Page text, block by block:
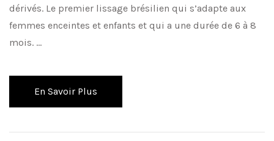
dérivés. Le premier lissage brésilien qui s’adapte aux
femmes enceintes et enfants et qui a une durée de 6 à 8
mois. …
En Savoir Plus